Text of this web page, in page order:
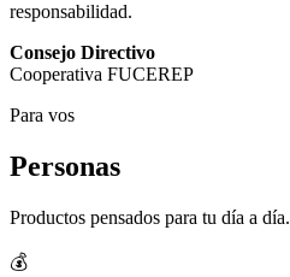
responsabilidad.
Consejo Directivo
Cooperativa FUCEREP
Para vos
Personas
Productos pensados para tu día a día.
💰